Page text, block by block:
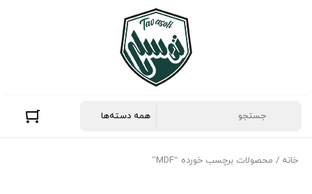
خانه / محصولات برچسب خورده “MDF”